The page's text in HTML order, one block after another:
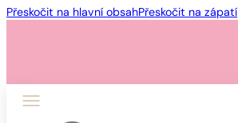
Přeskočit na hlavní obsahPřeskočit na zápatí